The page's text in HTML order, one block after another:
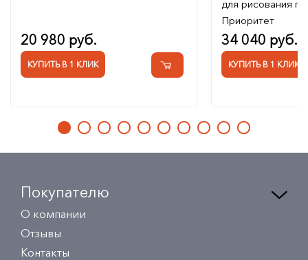
20 980 руб.
КУПИТЬ В 1 КЛИК
для рисования
Приоритет
34 040 руб.
КУПИТЬ В 1 КЛИК
Покупателю
О компании
Отзывы
Контакты